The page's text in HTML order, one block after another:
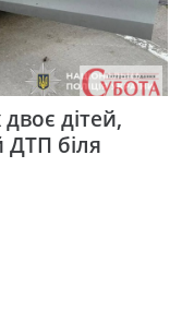
дітей,
ДТП біля